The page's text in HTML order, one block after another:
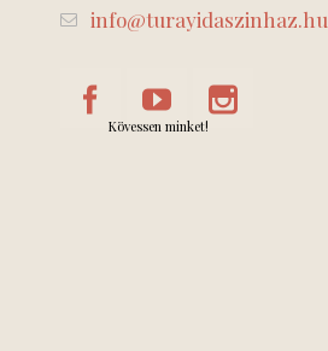
info@turayidaszinhaz.hu
Kövessen minket!